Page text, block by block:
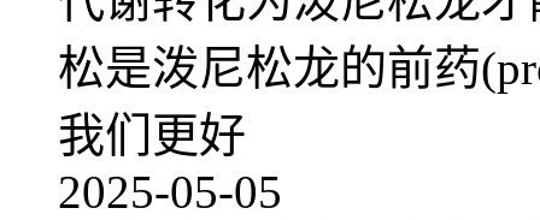
松是泼尼松龙的前药
我们更好
2025-05-05